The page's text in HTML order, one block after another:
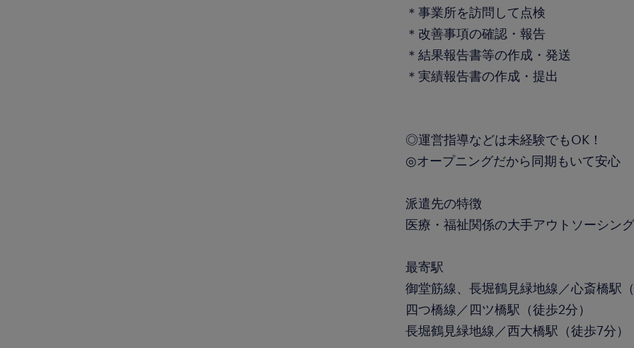
＊事業所を訪問して点検
＊改善事項の確認・報告
＊結果報告書等の作成・発送
＊実績報告書の作成・提出
◎運営指導などは未経験でもOK！
◎オープニングだから同期もいて安心
派遣先の特徴
医療・福祉関係の大手アウトソーシン
最寄駅
御堂筋線、長堀鶴見緑地線／心斎橋駅
四つ橋線／四ツ橋駅（徒歩2分）
長堀鶴見緑地線／西大橋駅（徒歩7分）